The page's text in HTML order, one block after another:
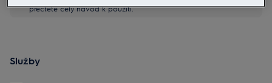
přečtěte celý návod k použití.
Služby